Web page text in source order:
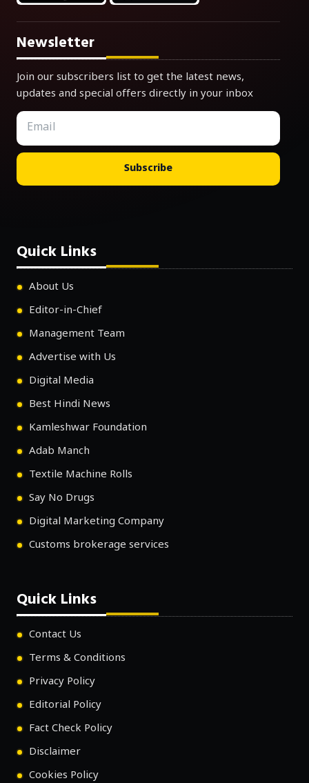
Newsletter
Join our subscribers list to get the latest news,
updates and special offers directly in your inbox
Subscribe
Quick Links
About Us
Editor-in-Chief
Management Team
Advertise with Us
Digital Media
Best Hindi News
Kamleshwar Foundation
Adab Manch
Textile Machine Rolls
Say No Drugs
Digital Marketing Company
Customs brokerage services
Quick Links
Contact Us
Terms & Conditions
Privacy Policy
Editorial Policy
Fact Check Policy
Disclaimer
Cookies Policy